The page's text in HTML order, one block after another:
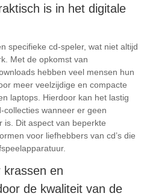
is in het digitale
specifieke cd-speler, wat niet altijd
Met de opkomst van
hebben veel mensen hun
meer veelzijdige en compacte
laptops. Hierdoor kan het lastig
wanneer er geen
is. Dit aspect van beperkte
voor liefhebbers van cd’s die
krassen en
de kwaliteit van de